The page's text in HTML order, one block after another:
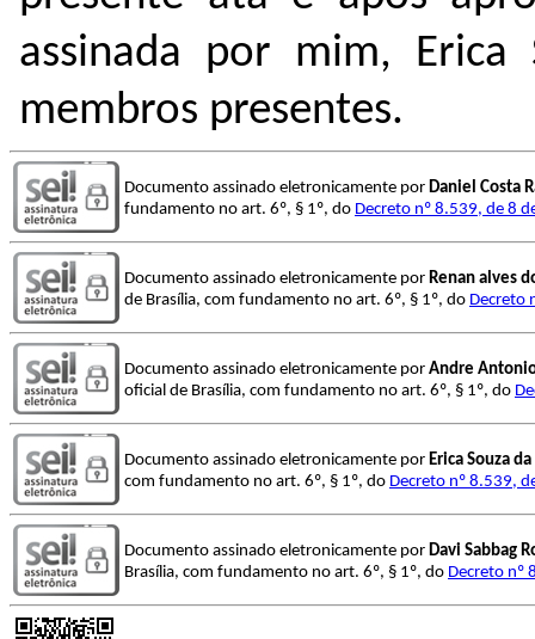
assinada por mim, Erica
membros presentes.
Documento assinado eletronicamente por Daniel Costa
fundamento no art. 6º, § 1º, do Decreto nº 8.539, de 8
Documento assinado eletronicamente por Renan alves
de Brasília, com fundamento no art. 6º, § 1º, do Decreto
Documento assinado eletronicamente por Andre
oficial de Brasília, com fundamento no art. 6º, § 1º, do
Documento assinado eletronicamente por Erica Souza
com fundamento no art. 6º, § 1º, do Decreto nº 8.539,
Documento assinado eletronicamente por Davi Sabbag
Brasília, com fundamento no art. 6º, § 1º, do Decreto nº